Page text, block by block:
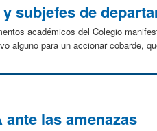
subjefes de
académicos del Colegio
alguno para un accionar cobarde,
ante las amenazas